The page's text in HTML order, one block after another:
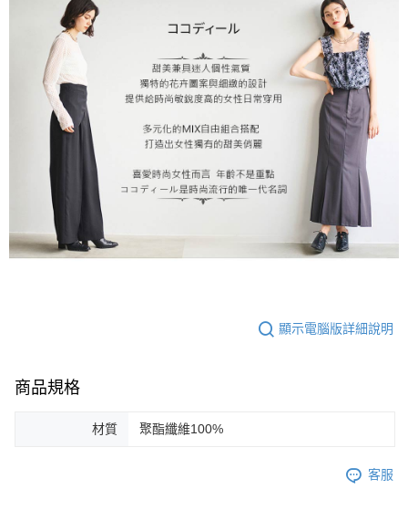
顯示電腦版詳細說明
商品規格
材質 聚酯纖維100%
客服